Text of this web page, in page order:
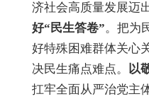
济社会高质量发展迈
好“民生答卷”。把为
好特殊困难群体关心
决民生痛点难点。 以
扛牢全面从严治党主